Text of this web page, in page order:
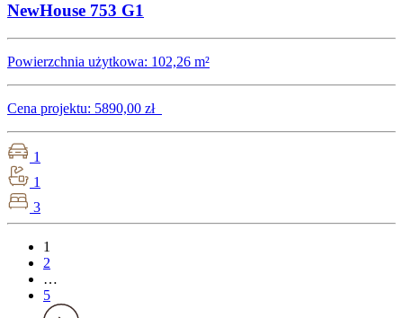
NewHouse 753 G1
Powierzchnia użytkowa: 102,26 m²
Cena projektu: 5890,00 zł
1
1
3
1
2
…
5